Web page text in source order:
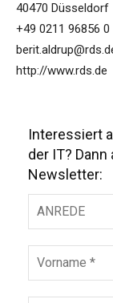
40470 Düsseldorf
+49 0211 96856 0
http://www.rds.de
Interessiert
der IT?
Newsletter: